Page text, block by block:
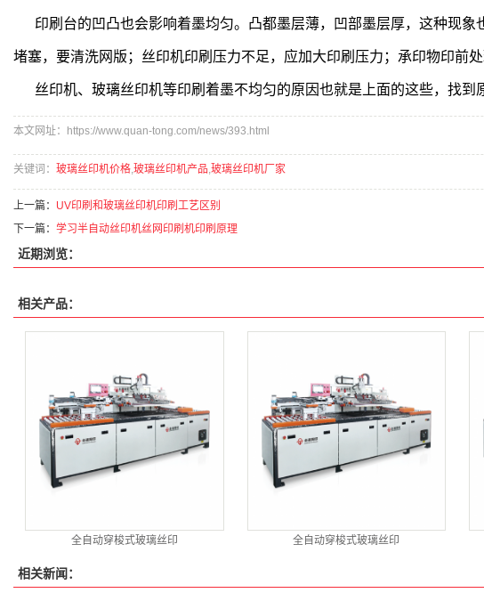
印刷台的凹凸也会影响着墨均匀。凸都墨层薄，凹部墨层厚，这种现
堵塞，要清洗网版；丝印机印刷压力不足，应加大印刷压力；承印物印前
丝印机、玻璃丝印机等印刷着墨不均匀的原因也就是上面的这些，找到
本文网址：https://www.quan-tong.com/news/393.html
关键词： 玻璃丝印机价格,玻璃丝印机产品,玻璃丝印机厂家
上一篇： UV印刷和玻璃丝印机印刷工艺区别
下一篇： 学习半自动丝印机丝网印刷机印刷原理
近期浏览：
相关产品：
全自动穿梭式玻璃丝印 全自动穿梭式玻璃丝印
相关新闻：